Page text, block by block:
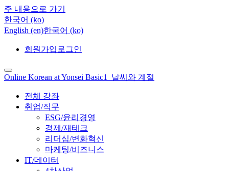
주 내용으로 가기
한국어 ‎(ko)‎
English ‎(en)‎한국어 ‎(ko)‎
회원가입 로그인
Online Korean at Yonsei Basic1_날씨와 계절
전체 강좌
취업/직무
ESG/윤리경영
경제/재테크
리더십/변화혁신
마케팅/비즈니스
IT/데이터